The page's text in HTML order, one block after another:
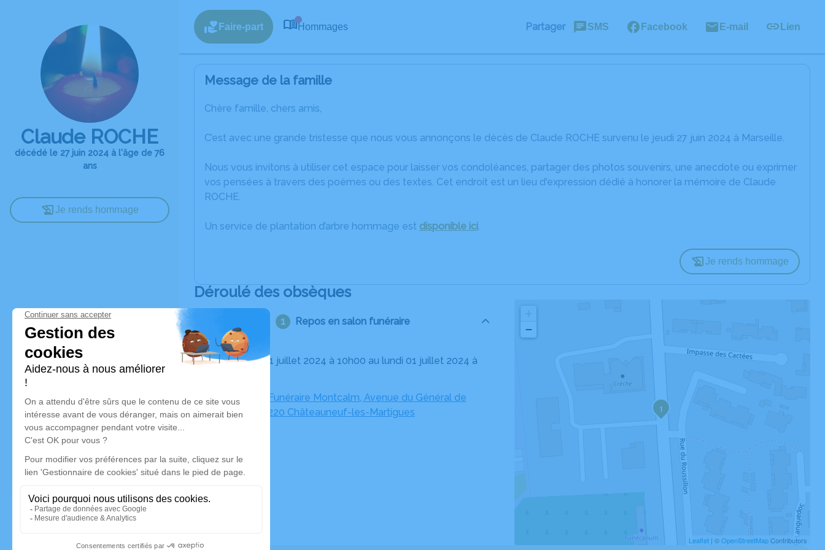
Claude ROCHE
décédé le 27 juin 2024 à l'âge de 76
ans
Je rends hommage
Faire-part Hommages Partager SMS Facebook E-mail Lien
Message de la famille
Chère famille, chers amis,
C’est avec une grande tristesse que nous vous annonçons le décès de Claude ROCHE survenu le jeudi 27 juin 2024 à Marseille.
Nous vous invitons à utiliser cet espace pour laisser vos condoléances, partager des photos souvenirs, une anecdote ou exprimer
vos pensées à travers des poèmes ou des textes. Cet endroit est un lieu d'expression dédié à honorer la mémoire de Claude
ROCHE.
Un service de plantation d’arbre hommage est disponible ici.
Je rends hommage
Déroulé des obsèques
Repos en salon funéraire
Du lundi 01 juillet 2024 à 10h00 au lundi 01 juillet 2024 à
Chambre Funéraire Montcalm, Avenue du Général de
Gaulle, 13220 Châteauneuf-les-Martigues
1
−
Leaflet | ©OpenStreetMapContributors